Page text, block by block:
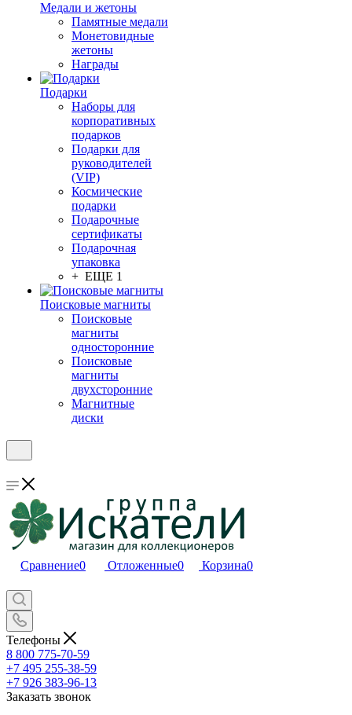
Медали и жетоны
Памятные медали
Монетовидные
жетоны
Награды
Подарки
Наборы для
корпоративных
подарков
Подарки для
руководителей
(VIP)
Космические
подарки
Подарочные
сертификаты
Подарочная
упаковка
+ ЕЩЕ 1
Поисковые магниты
Поисковые
магниты
односторонние
Поисковые
магниты
двухсторонние
Магнитные
диски
Сравнение0 Отложенные0 Корзина0
Телефоны
8 800 775-70-59
+7 495 255-38-59
+7 926 383-96-13
Заказать звонок